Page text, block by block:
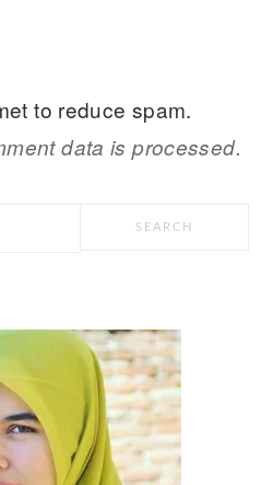
to reduce spam.
data is processed.